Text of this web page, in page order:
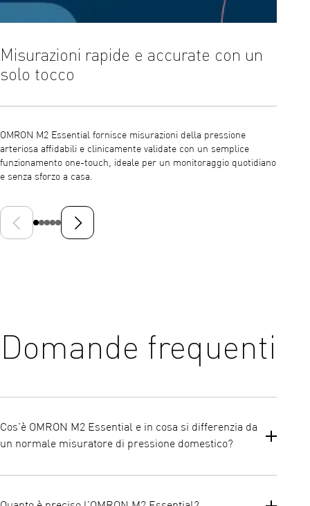
Misurazioni rapide e accurate con un
solo tocco
OMRON M2 Essential fornisce misurazioni della pressione
arteriosa affidabili e clinicamente validate con un semplice
funzionamento one-touch, ideale per un monitoraggio quotidiano
e senza sforzo a casa.
Diapositiva precedenteDiapositiva successiva
Domande frequenti
Cos'è OMRON M2 Essential e in cosa si differenzia da
un normale misuratore di pressione domestico?